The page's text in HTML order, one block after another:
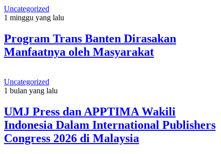
Uncategorized
1 minggu yang lalu
Program Trans Banten Dirasakan
Manfaatnya oleh Masyarakat
Uncategorized
1 bulan yang lalu
UMJ Press dan APPTIMA Wakili
Indonesia Dalam International Publishers
Congress 2026 di Malaysia